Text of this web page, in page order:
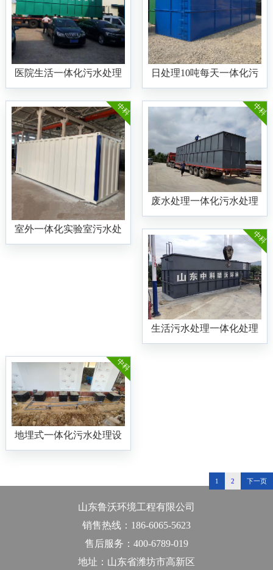
医院生活一体化污水处理
设备
日处理10吨每天一体化污
水处理设备
中科
室外一体化实验室污水处
理设备
中科
废水处理一体化污水处理
设备
中科
生活污水处理一体化处理
设备
中科
地埋式一体化污水处理设
备
1 2 下一页
山东鲁沃环境工程有限公司
销售热线：186-6065-5623
售后服务：400-6789-019
地址：山东省潍坊市高新区